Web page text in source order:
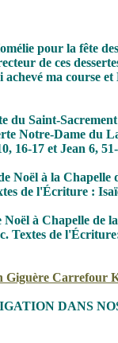
pour la fête
de ces
ma course
du Saint-
Notre-Dame du
16-17 et Jean 6,
Noël à la Chapelle
de l'Écriture :
à Chapelle de
de
Giguère Carrefour
DANS